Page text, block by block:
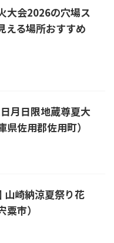
大会2026の穴場ス
える場所おすすめ
月日限地蔵尊夏大
佐用郡佐用町）
山崎納涼夏祭り花
市）